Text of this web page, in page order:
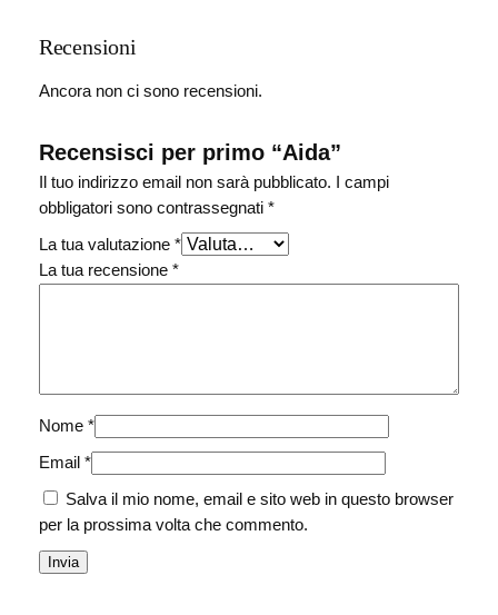
Recensioni
Ancora non ci sono recensioni.
Recensisci per primo “Aida”
Il tuo indirizzo email non sarà pubblicato.
I campi
obbligatori sono contrassegnati *
La tua valutazione *
La tua recensione *
Nome *
Email *
Salva il mio nome, email e sito web in questo browser
per la prossima volta che commento.